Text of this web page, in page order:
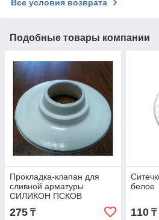
Все условия возврата
Подобные товары компании
Прокладка-клапан для
сливной арматуры
СИЛИКОН ПСКОВ
275 ₸
белое
110₸